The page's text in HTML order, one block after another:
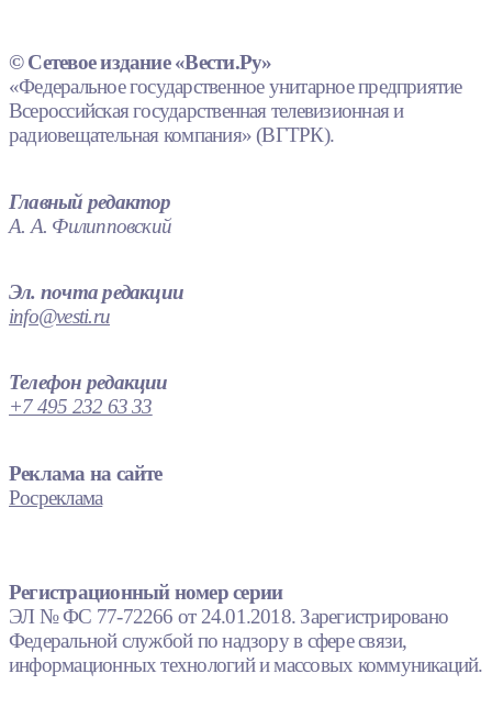
© Сетевое издание «Вести.Ру»
«Федеральное государственное унитарное предприятие
Всероссийская государственная телевизионная и
радиовещательная компания» (ВГТРК).
Главный редактор
А. А. Филипповский
Эл. почта редакции
info@vesti.ru
Телефон редакции
+7 495 232 63 33
Реклама на сайте
Росреклама
Регистрационный номер серии
ЭЛ № ФС 77-72266 от 24.01.2018. Зарегистрировано
Федеральной службой по надзору в сфере связи,
информационных технологий и массовых коммуникаций.